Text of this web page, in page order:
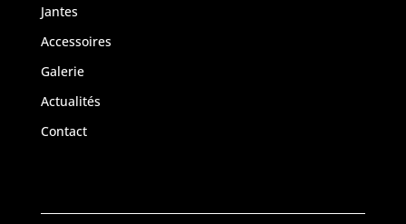
Jantes
Accessoires
Galerie
Actualités
Contact